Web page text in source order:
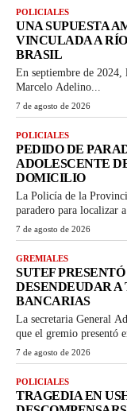
POLICIALES
UNA SUPUESTA
VINCULADA A
BRASIL
En septiembre de 2024,
Marcelo Adelino...
7 de agosto de 2026
POLICIALES
PEDIDO DE
ADOLESCENTE
DOMICILIO
La Policía de la
paradero para localizar
7 de agosto de 2026
GREMIALES
SUTEF
DESENDEUDAR A
BANCARIAS
La secretaria General
que el gremio presentó
7 de agosto de 2026
POLICIALES
TRAGEDIA EN